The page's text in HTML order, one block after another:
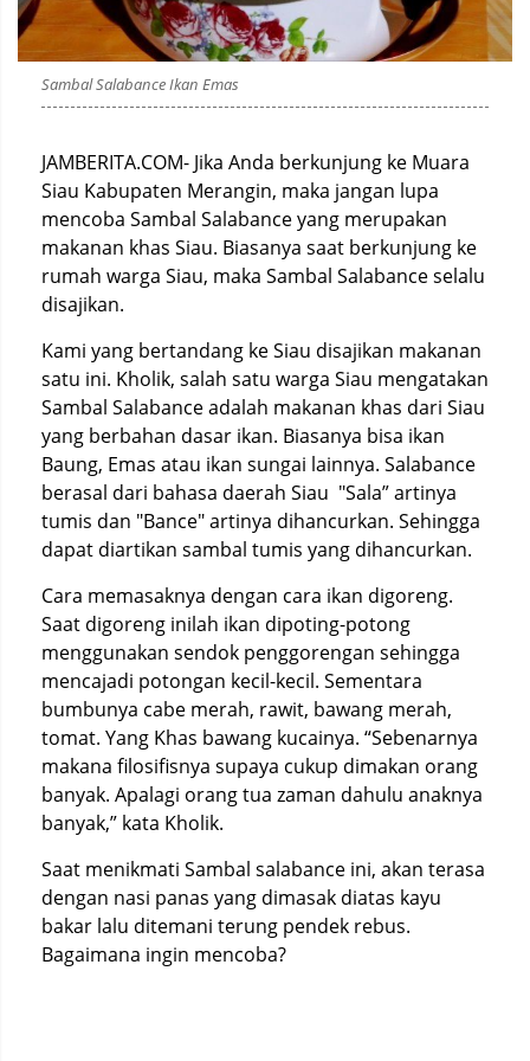
Sambal Salabance Ikan Emas
JAMBERITA.COM- Jika Anda berkunjung ke Muara
Siau Kabupaten Merangin, maka jangan lupa
mencoba Sambal Salabance yang merupakan
makanan khas Siau. Biasanya saat berkunjung ke
rumah warga Siau, maka Sambal Salabance selalu
disajikan.
Kami yang bertandang ke Siau disajikan makanan
satu ini. Kholik, salah satu warga Siau mengatakan
Sambal Salabance adalah makanan khas dari Siau
yang berbahan dasar ikan. Biasanya bisa ikan
Baung, Emas atau ikan sungai lainnya. Salabance
berasal dari bahasa daerah Siau "Sala” artinya
tumis dan "Bance" artinya dihancurkan. Sehingga
dapat diartikan sambal tumis yang dihancurkan.
Cara memasaknya dengan cara ikan digoreng.
Saat digoreng inilah ikan dipoting-potong
menggunakan sendok penggorengan sehingga
mencajadi potongan kecil-kecil. Sementara
bumbunya cabe merah, rawit, bawang merah,
tomat. Yang Khas bawang kucainya. “Sebenarnya
makana filosifisnya supaya cukup dimakan orang
banyak. Apalagi orang tua zaman dahulu anaknya
banyak,” kata Kholik.
Saat menikmati Sambal salabance ini, akan terasa
dengan nasi panas yang dimasak diatas kayu
bakar lalu ditemani terung pendek rebus.
Bagaimana ingin mencoba?